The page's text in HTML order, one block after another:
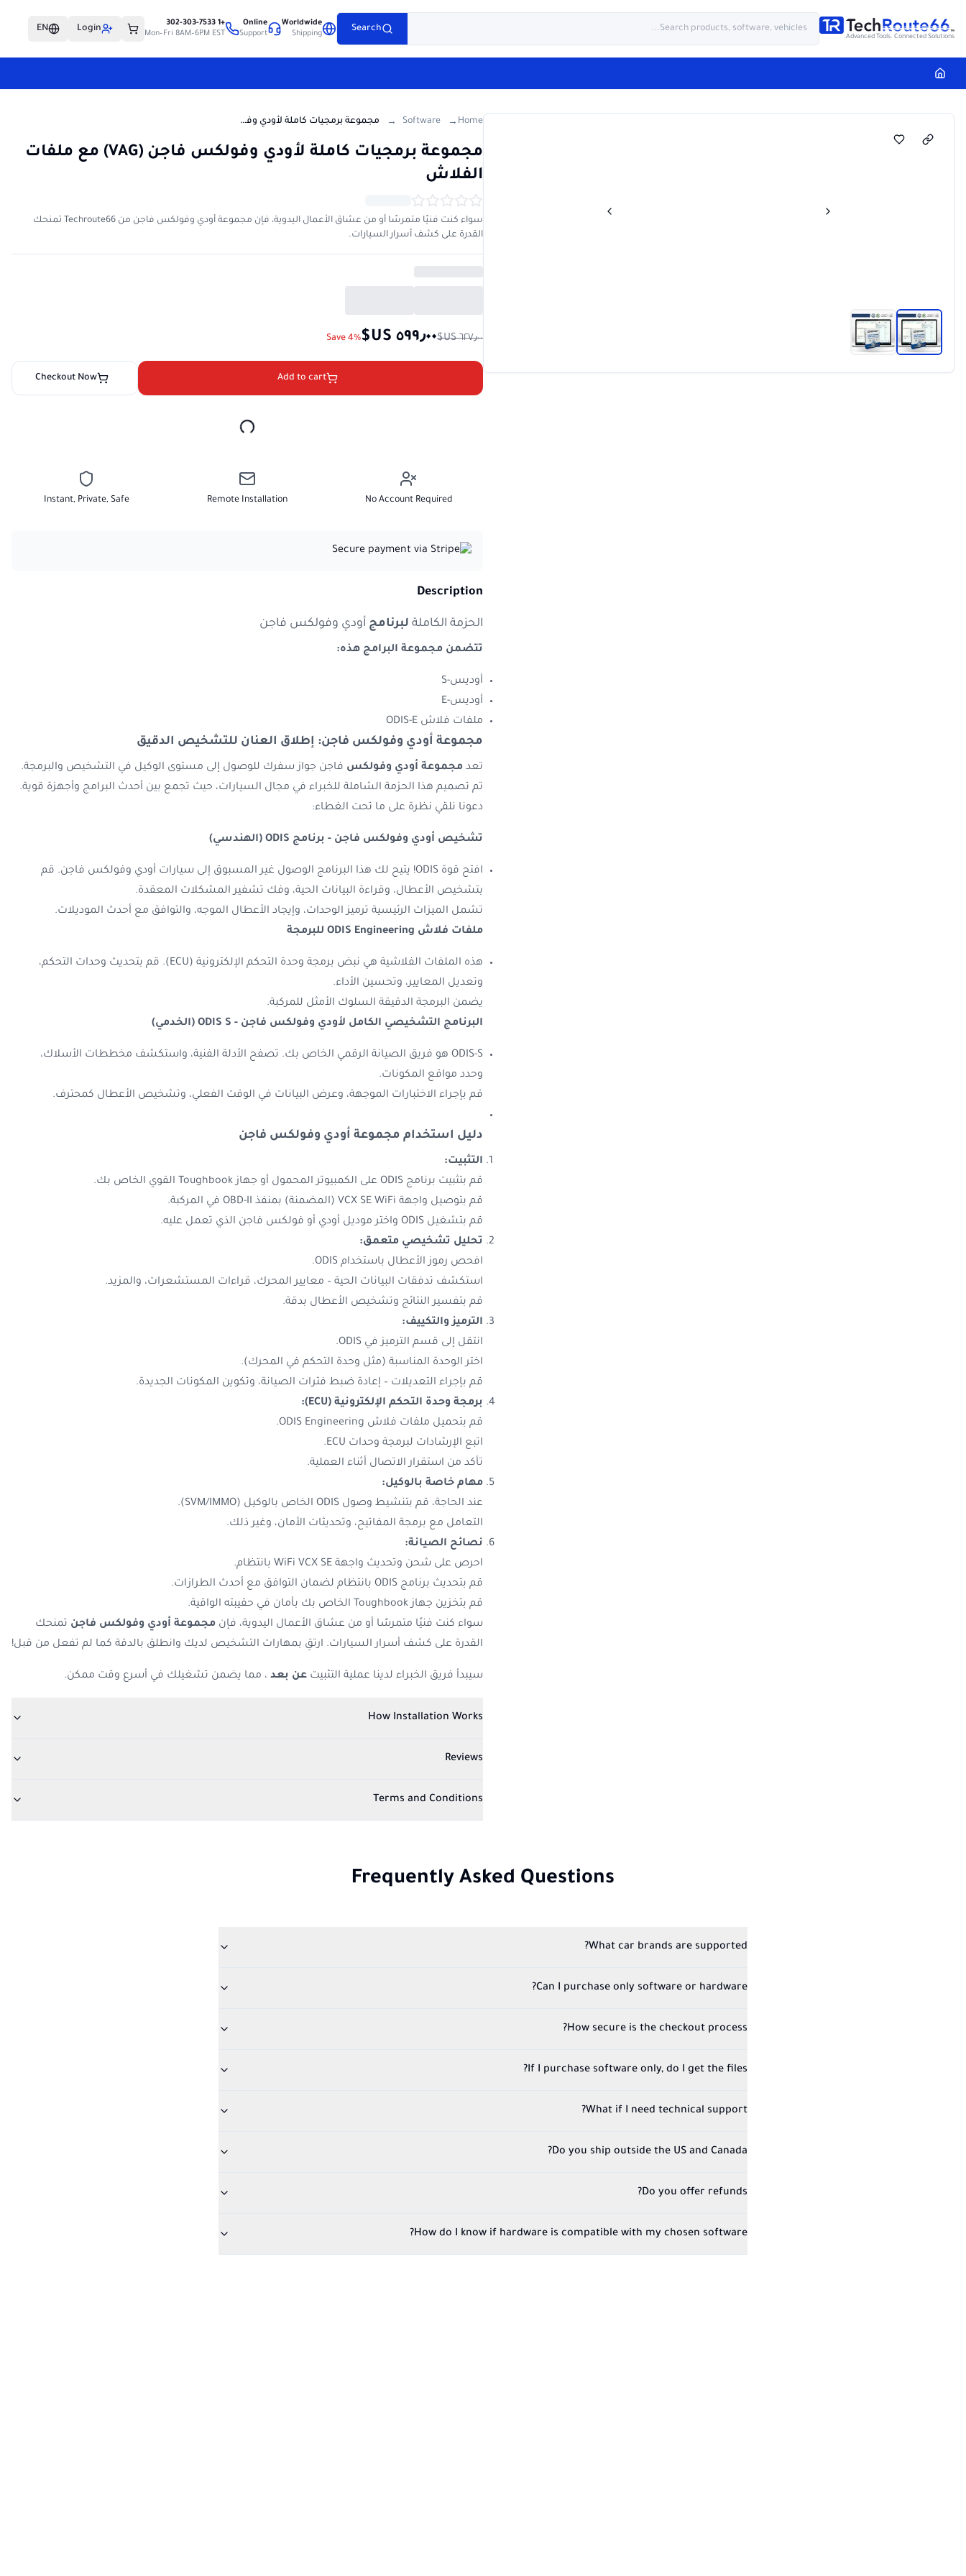
Advanced Tools. Connected Solutions.
Search
Worldwide
Shipping
Online
Support
+1 302-303-7533
Mon–Fri 8AM–6PM EST
Login
EN
Home
→
Software
→ مجموعة برمجيات كاملة لأودي وفولكس فاجن (VAG) مع ملفات الفلاش
مجموعة برمجيات كاملة لأودي وفولكس فاجن (VAG) مع ملفات
الفلاش
سواء كنت فنيًا متمرسًا أو من عشاق الأعمال اليدوية، فإن مجموعة أودي وفولكس فاجن من Techroute66 تمنحك
القدرة على كشف أسرار السيارات.
Save 4%
Add to cart
Checkout Now
No Account Required
Remote Installation
Instant, Private, Safe
Description
الحزمة الكاملة لبرنامج أودي وفولكس فاجن
تتضمن مجموعة البرامج هذه:
أوديس-S
أوديس-E
ملفات فلاش ODIS-E
مجموعة أودي وفولكس فاجن: إطلاق العنان للتشخيص الدقيق
تعد مجموعة أودي وفولكس فاجن جواز سفرك للوصول إلى مستوى الوكيل في التشخيص والبرمجة.
تم تصميم هذا الحزمة الشاملة للخبراء في مجال السيارات، حيث تجمع بين أحدث البرامج وأجهزة قوية.
دعونا نلقي نظرة على ما تحت الغطاء:
تشخيص أودي وفولكس فاجن - برنامج ODIS (الهندسي)
افتح قوة ODIS! يتيح لك هذا البرنامج الوصول غير المسبوق إلى سيارات أودي وفولكس فاجن. قم
بتشخيص الأعطال، وقراءة البيانات الحية، وفك تشفير المشكلات المعقدة.
تشمل الميزات الرئيسية ترميز الوحدات، وإيجاد الأعطال الموجه، والتوافق مع أحدث الموديلات.
ملفات فلاش ODIS Engineering للبرمجة
هذه الملفات الفلاشية هي نبض برمجة وحدة التحكم الإلكترونية (ECU). قم بتحديث وحدات التحكم،
وتعديل المعايير، وتحسين الأداء.
يضمن البرمجة الدقيقة السلوك الأمثل للمركبة.
البرنامج التشخيصي الكامل لأودي وفولكس فاجن -
ODIS-S هو فريق الصيانة الرقمي الخاص بك. تصفح الأدلة الفنية، واستكشف مخططات الأسلاك،
وحدد مواقع المكونات.
قم بإجراء الاختبارات الموجهة، وعرض البيانات في الوقت الفعلي، وتشخيص الأعطال كمحترف.
دليل استخدام مجموعة أودي وفولكس فاجن
التثبيت:
قم بتثبيت برنامج ODIS على الكمبيوتر المحمول أو جهاز Toughbook القوي الخاص بك.
قم بتوصيل واجهة VCX SE WiFi (المضمنة) بمنفذ OBD-II في المركبة.
قم بتشغيل ODIS واختر موديل أودي أو فولكس فاجن الذي تعمل عليه.
تحليل تشخيصي متعمق:
افحص رموز الأعطال باستخدام ODIS.
استكشف تدفقات البيانات الحية – معايير المحرك، قراءات المستشعرات، والمزيد.
قم بتفسير النتائج وتشخيص الأعطال بدقة.
الترميز والتكييف:
انتقل إلى قسم الترميز في ODIS.
اختر الوحدة المناسبة (مثل وحدة التحكم في المحرك).
قم بإجراء التعديلات – إعادة ضبط فترات الصيانة، وتكوين المكونات الجديدة.
برمجة وحدة التحكم الإلكترونية (ECU):
قم بتحميل ملفات فلاش ODIS Engineering.
اتبع الإرشادات لبرمجة وحدات ECU.
تأكد من استقرار الاتصال أثناء العملية.
مهام خاصة بالوكيل:
عند الحاجة، قم بتنشيط وصول ODIS الخاص بالوكيل (SVM/IMMO).
التعامل مع برمجة المفاتيح، وتحديثات الأمان، وغير ذلك.
نصائح الصيانة:
احرص على شحن وتحديث واجهة WiFi VCX SE بانتظام.
قم بتحديث برنامج ODIS بانتظام لضمان التوافق مع أحدث الطرازات.
قم بتخزين جهاز Toughbook الخاص بك بأمان في حقيبته الواقية.
سواء كنت فنيًا متمرسًا أو من عشاق الأعمال اليدوية، فإن مجموعة أودي وفولكس فاجن تمنحك
القدرة على كشف أسرار السيارات. ارتقِ بمهارات التشخيص لديك وانطلق بالدقة كما لم تفعل من قبل!
سيبدأ فريق الخبراء لدينا عملية التثبيت عن بعد ، مما يضمن تشغيلك في أسرع وقت ممكن.
How Installation Works
Reviews
Terms and Conditions
Frequently Asked Questions
What car brands are supported?
Can I purchase only software or hardware?
How secure is the checkout process?
If I purchase software only, do I get the files?
What if I need technical support?
Do you ship outside the US and Canada?
Do you offer refunds?
How do I know if hardware is compatible with my chosen software?